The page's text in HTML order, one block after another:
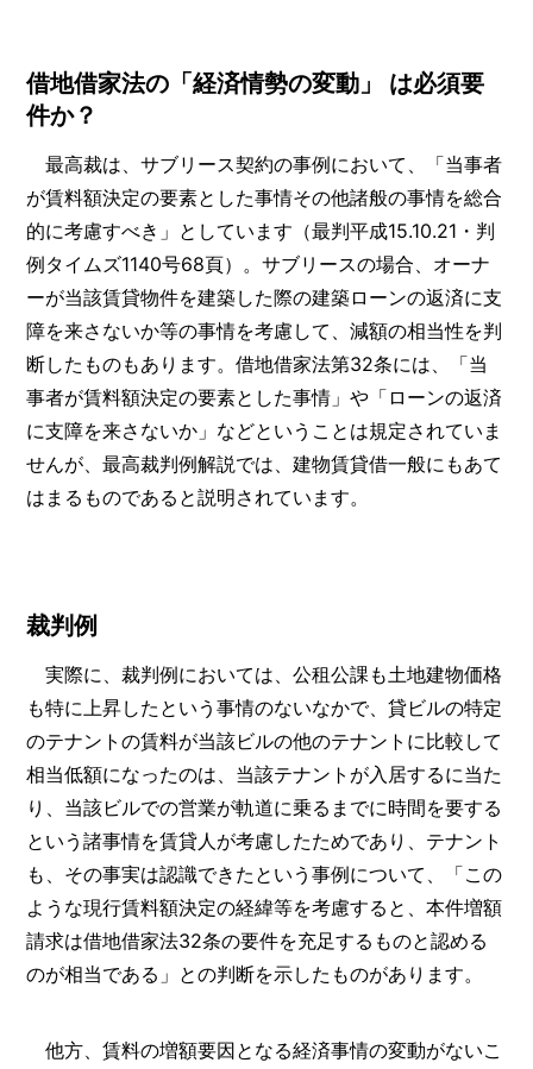
借地借家法の「経済情勢の変動」 は必須要
件か？
最高裁は、サブリース契約の事例において、「当事者
が賃料額決定の要素とした事情その他諸般の事情を総合
的に考慮すべき」としています（最判平成15.10.21・判
例タイムズ1140号68頁）。サブリースの場合、オーナ
ーが当該賃貸物件を建築した際の建築ローンの返済に支
障を来さないか等の事情を考慮して、減額の相当性を判
断したものもあります。借地借家法第32条には、「当
事者が賃料額決定の要素とした事情」や「ローンの返済
に支障を来さないか」などということは規定されていま
せんが、最高裁判例解説では、建物賃貸借一般にもあて
はまるものであると説明されています。
裁判例
実際に、裁判例においては、公租公課も土地建物価格
も特に上昇したという事情のないなかで、貸ビルの特定
のテナントの賃料が当該ビルの他のテナントに比較して
相当低額になったのは、当該テナントが入居するに当た
り、当該ビルでの営業が軌道に乗るまでに時間を要する
という諸事情を賃貸人が考慮したためであり、テナント
も、その事実は認識できたという事例について、「この
ような現行賃料額決定の経緯等を考慮すると、本件増額
請求は借地借家法32条の要件を充足するものと認める
のが相当である」との判断を示したものがあります。
他方、賃料の増額要因となる経済事情の変動がないこ